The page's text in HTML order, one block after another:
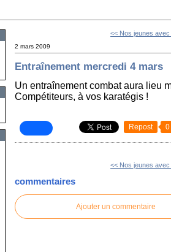
<< Nos jeunes
2 mars 2009
Entraînement mercredi 4 mars
Un entraînement combat aura lieu
Compétiteurs, à vos karatégis !
Repost 0
<< Nos jeunes
commentaires
Ajouter un commentaire